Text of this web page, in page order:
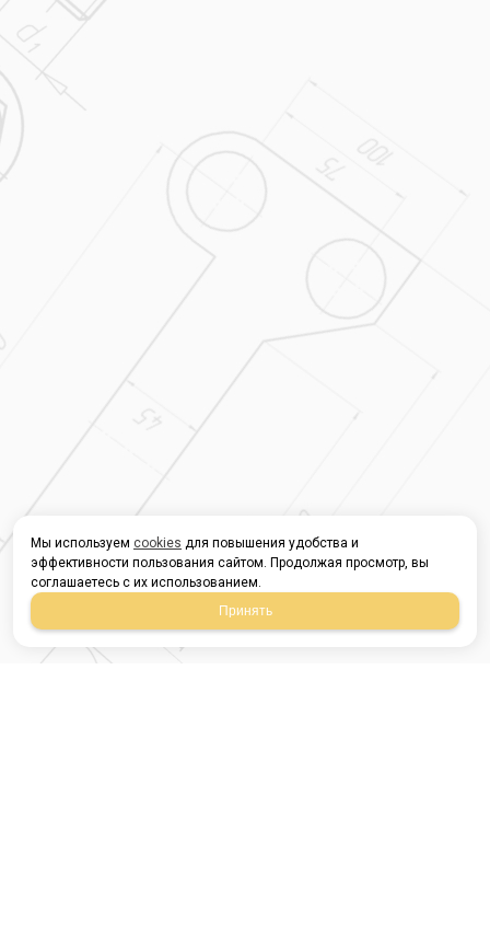
Мы используем cookies для повышения удобства и
эффективности пользования сайтом. Продолжая просмотр, вы
соглашаетесь с их использованием.
Принять